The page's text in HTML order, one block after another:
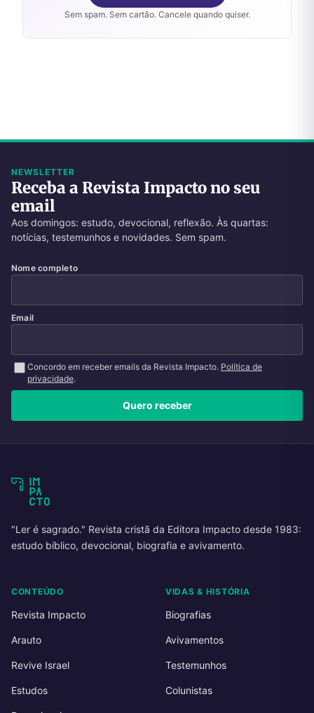
Sem spam. Sem cartão. Cancele quando quiser.
NEWSLETTER
Receba a Revista Impacto no seu
email
Aos domingos: estudo, devocional, reflexão. Às quartas:
notícias, testemunhos e novidades. Sem spam.
Nome completo
Email
Concordo em receber emails da Revista Impacto. Política de
privacidade.
Quero receber
"Ler é sagrado." Revista cristã da Editora Impacto desde 1983:
estudo bíblico, devocional, biografia e avivamento.
CONTEÚDO
Revista Impacto
Arauto
Revive Israel
Estudos
VIDAS & HISTÓRIA
Biografias
Avivamentos
Testemunhos
Colunistas